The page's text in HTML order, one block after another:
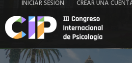
al
contenido
principal
Iniciar
sesión
INICIAR SESIÓN CREAR UNA